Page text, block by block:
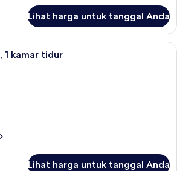
Lihat harga untuk tanggal Anda
Apartemen Comfort, 1 kamar tidur |
kamar tidur
Lihat harga untuk tanggal Anda